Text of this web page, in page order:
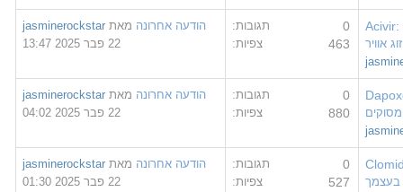
תגובות: 0
צפיות: 463
הודעה אחרונהמאתjasminerockstar
תגובות: 0
צפיות: 880
הודעה אחרונהמאתjasminerockstar
תגובות: 0
צפיות: 527
הודעה אחרונהמאתjasminerockstar